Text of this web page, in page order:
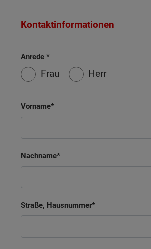
Kontaktinformationen
Anrede
Frau Herr
Vorname
Nachname
Straße, Hausnummer